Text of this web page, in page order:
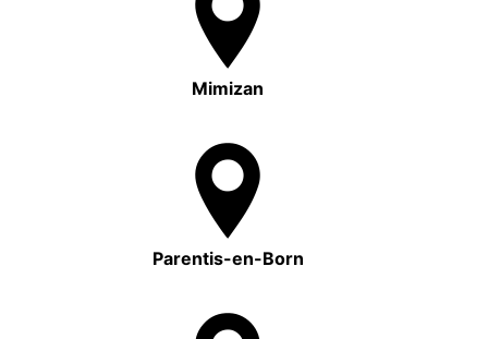
Mimizan
Parentis-en-Born